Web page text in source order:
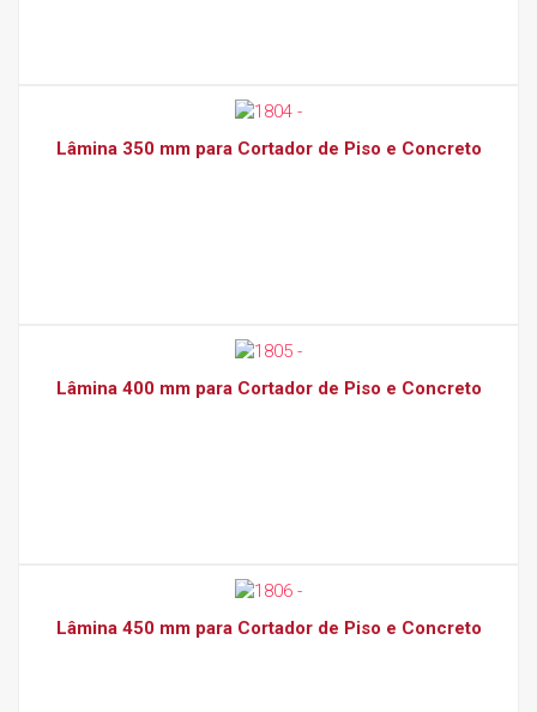
Lâmina 350 mm para Cortador de Piso e Concreto
Lâmina 400 mm para Cortador de Piso e Concreto
Lâmina 450 mm para Cortador de Piso e Concreto